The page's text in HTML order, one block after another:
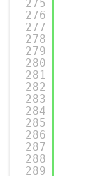
275
276
277
278
279
280
281
282
283
284
285
286
287
288
289